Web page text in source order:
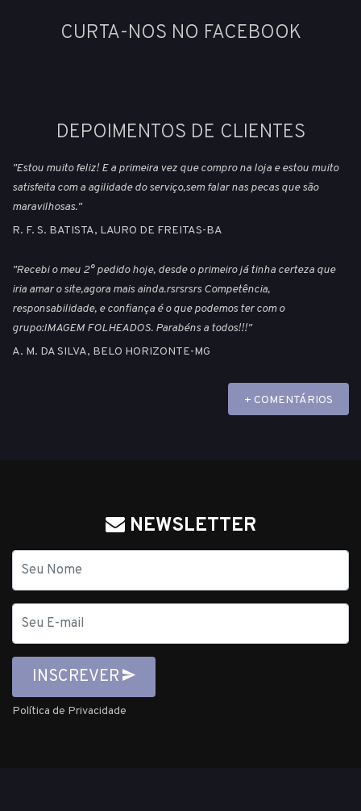
CURTA-NOS NO FACEBOOK
DEPOIMENTOS DE CLIENTES
"Estou muito feliz! E a primeira vez que compro na loja e estou muito
satisfeita com a agilidade do serviço,sem falar nas pecas que são
maravilhosas."
R. F. S. BATISTA, LAURO DE FREITAS-BA
"Recebi o meu 2° pedido hoje, desde o primeiro já tinha certeza que
iria amar o site,agora mais ainda.rsrsrsrs Competência,
responsabilidade, e confiança é o que podemos ter com o
grupo:IMAGEM FOLHEADOS. Parabéns a todos!!!"
A. M. DA SILVA, BELO HORIZONTE-MG
+ COMENTÁRIOS
NEWSLETTER
mail
INSCREVER
Política de Privacidade